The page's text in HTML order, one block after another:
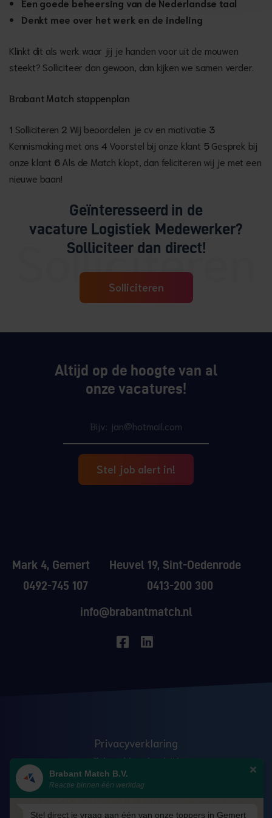
Een goede beheersing van de Nederlandse taal
Denkt mee over het werk en de indeling
Klinkt dit als werk waar jij je handen voor uit de mouwen
steekt? Solliciteer dan gewoon, dan kijken we samen verder.
Brabant Match stappenplan
1 Solliciteren 2 Wij beoordelen je cv en motivatie 3
Kennismaking met ons 4 Voorstel bij onze klant 5Gesprek bij
onze klant 6Als de Match klopt, dan feliciteren wij je met een
nieuwe baan!
Geïnteresseerd in de
vacature Logistiek Medewerker?
Solliciteer dan direct!
Solliciteren
Altijd op de hoogte van al
onze vacatures!
Stel job alert in!
Mark 4, Gemert
0492-745 107
Heuvel 19, Sint-Oedenrode
0413-200 300
info@brabantmatch.nl
Privacyverklaring
Erkend leerbedrijf
Anti discriminatie
Veelgestelde vragen
Brabant Match B.V.
Reactie binnen één werkdag
Stel direct je vraag aan één van onze toppers in Gemert